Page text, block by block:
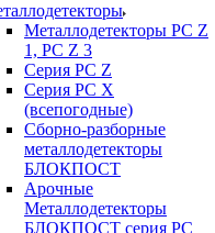
Металлодетекторы РС Z
1, PC Z 3
Серия РС Z
Серия РС X
(всепогодные)
Сборно-разборные
металлодетекторы
БЛОКПОСТ
Арочные
Металлодетекторы
БЛОКПОСТ серия РС